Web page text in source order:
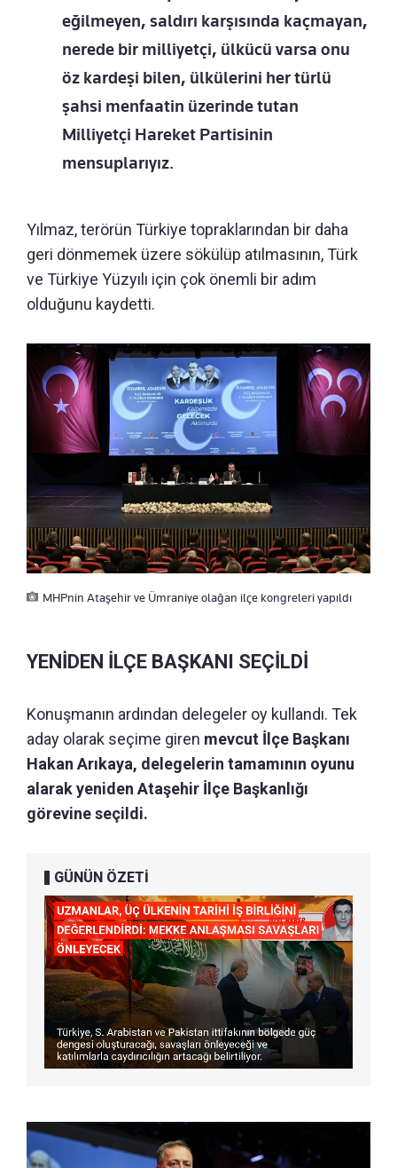
eğilmeyen, saldırı karşısında kaçmayan,
nerede bir milliyetçi, ülkücü varsa onu
öz kardeşi bilen, ülkülerini her türlü
şahsi menfaatin üzerinde tutan
Milliyetçi Hareket Partisinin
mensuplarıyız.
Yılmaz, terörün Türkiye topraklarından bir daha
geri dönmemek üzere sökülüp atılmasının, Türk
ve Türkiye Yüzyılı için çok önemli bir adım
olduğunu kaydetti.
MHPnin Ataşehir ve Ümraniye olağan ilçe kongreleri yapıldı
YENİDEN İLÇE BAŞKANI SEÇİLDİ
Konuşmanın ardından delegeler oy kullandı. Tek
aday olarak seçime giren mevcut İlçe Başkanı
Hakan Arıkaya, delegelerin tamamının oyunu
alarak yeniden Ataşehir İlçe Başkanlığı
görevine seçildi.
GÜNÜN ÖZETİ